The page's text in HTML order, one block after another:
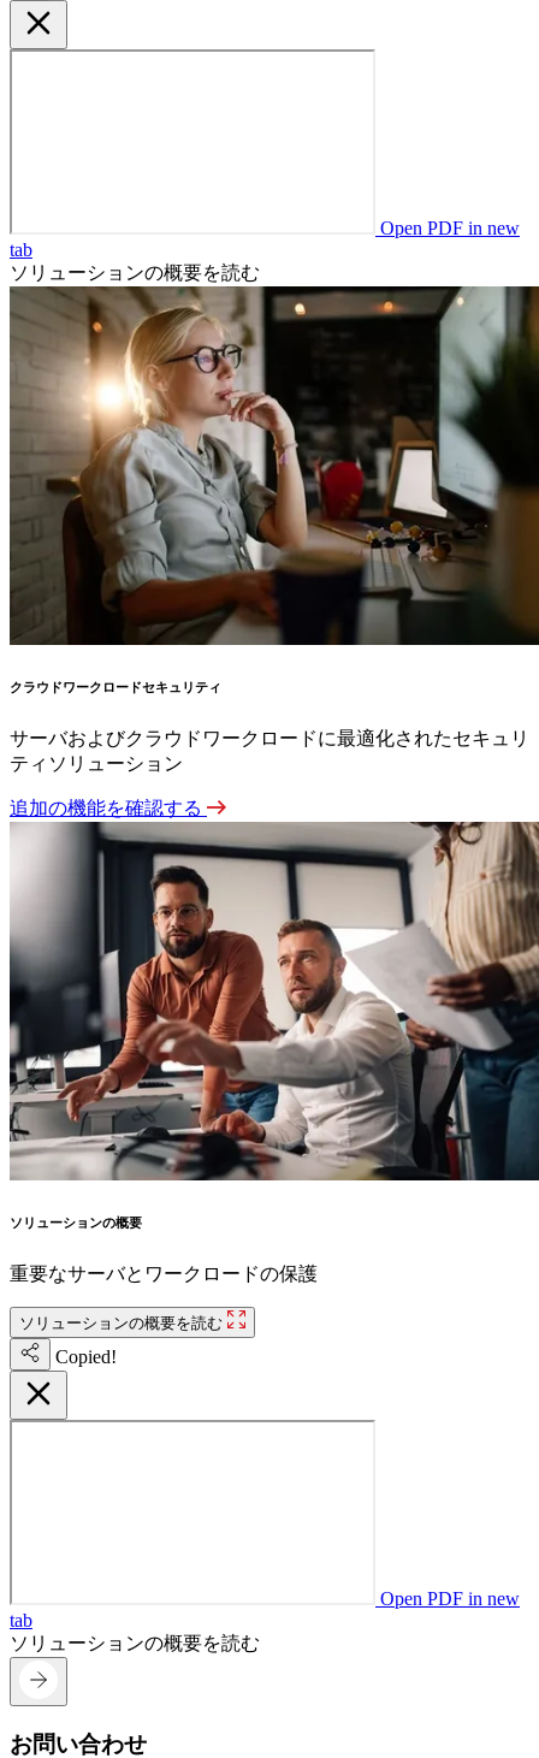
Open PDF in new
tab
ソリューションの概要を読む
クラウドワークロードセキュリティ
サーバおよびクラウドワークロードに最適化されたセキュリ
ティソリューション
追加の機能を確認する
ソリューションの概要
重要なサーバとワークロードの保護
ソリューションの概要を読む
Copied!
Open PDF in new
tab
ソリューションの概要を読む
お問い合わせ